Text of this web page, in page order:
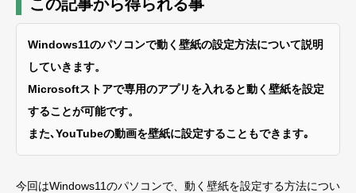
この記事から得られる事
Windows11のパソコンで動く壁紙の設定方法について説明
していきます。
Microsoftストアで専用のアプリを入れると動く壁紙を設定
することが可能です。
また､YouTubeの動画を壁紙に設定することもできます｡
今回はWindows11のパソコンで、動く壁紙を設定する方法につい